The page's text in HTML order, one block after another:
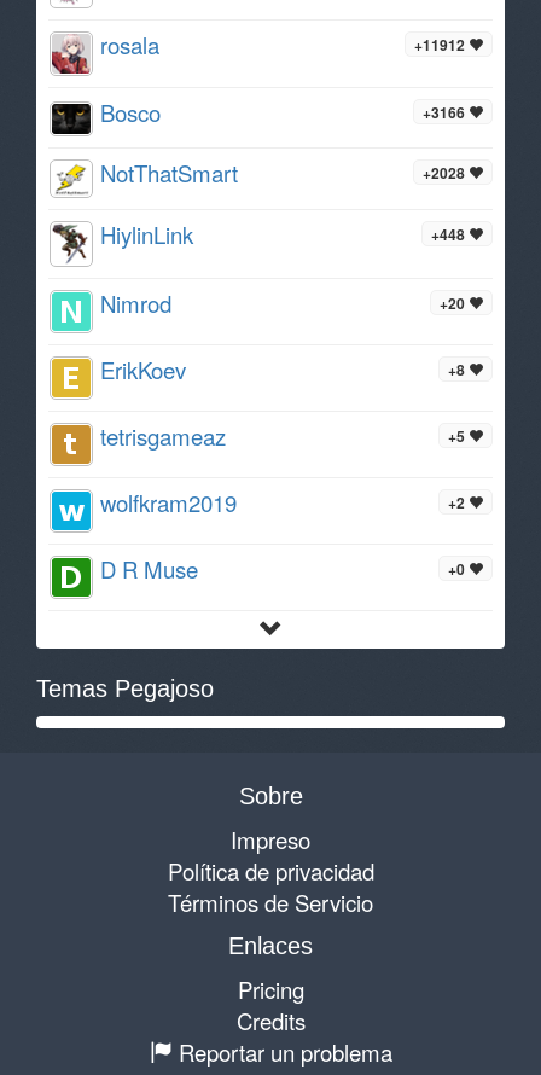
+11912
rosala
+3166
Bosco
+2028
NotThatSmart
+448
HiylinLink
+20
Nimrod
+8
ErikKoev
+5
tetrisgameaz
+2
wolfkram2019
+0
D R Muse
Temas Pegajoso
Sobre
Impreso
Política de privacidad
Términos de Servicio
Enlaces
Pricing
Credits
Reportar un problema